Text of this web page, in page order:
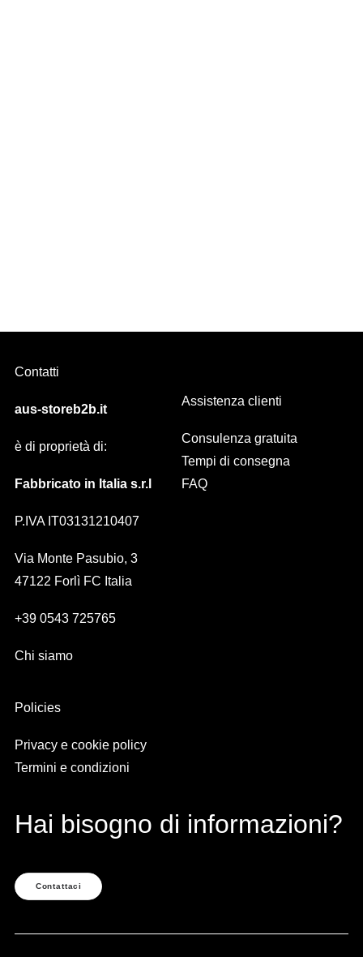
Contatti
aus-storeb2b.it
è di proprietà di:
Fabbricato in Italia s.r.l
P.IVA IT03131210407
Via Monte Pasubio, 3
47122 Forlì FC Italia
+39 0543 725765
Chi siamo
Assistenza clienti
Consulenza gratuita
Tempi di consegna
FAQ
Policies
Privacy e cookie policy
Termini e condizioni
Hai bisogno di informazioni?
Contattaci